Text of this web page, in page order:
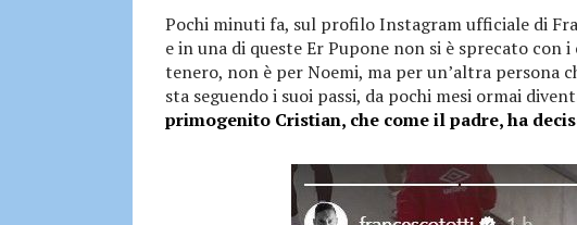
Pochi minuti fa, sul profilo Instagram ufficiale di
e in una di queste Er Pupone non si è sprecato con
tenero, non è per Noemi, ma per un’altra persona
sta seguendo i suoi passi, da pochi mesi ormai
primogenito Cristian, che come il padre, ha